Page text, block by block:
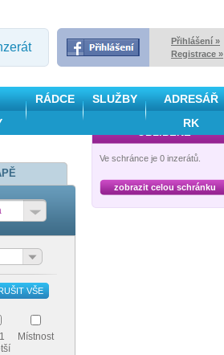
VŠE
Místnost
OBLÍBENÉ
Ve schránce je 0 inzerátů.
zobrazit celou schránku
Přihlášení »
Registrace »
RÁDCE SLUŽBY
ADRESÁŘ
RK